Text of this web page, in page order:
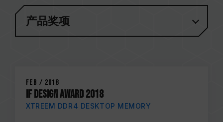
产品奖项
Feb / 2018
iF DESIGN AWARD 2018
XTREEM DDR4 DESKTOP MEMORY